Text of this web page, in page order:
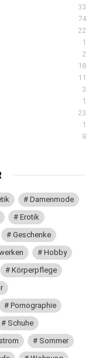
33
74
22
1
2
18
11
3
1
23
1
8
Damenmode
Erotik
Geschenke
Hobby
Körperpflege
Pornographie
Schuhe
Sommer